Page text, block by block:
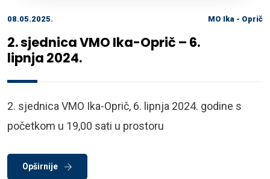
08.05.2025. MO Ika - Oprič
2. sjednica VMO Ika-Oprič – 6.
lipnja 2024.
2. sjednica VMO Ika-Oprič, 6. lipnja 2024. godine s
početkom u 19,00 sati u prostoru
Opširnije